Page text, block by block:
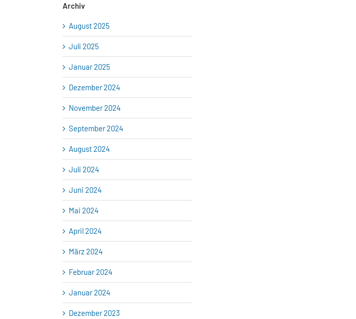
Archiv
August 2025
Juli 2025
Januar 2025
Dezember 2024
November 2024
September 2024
August 2024
Juli 2024
Juni 2024
Mai 2024
April 2024
März 2024
Februar 2024
Januar 2024
Dezember 2023